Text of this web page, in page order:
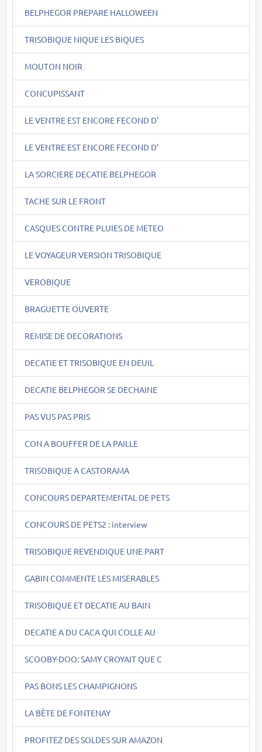
BELPHEGOR PREPARE HALLOWEEN
TRISOBIQUE NIQUE LES BIQUES
MOUTON NOIR
CONCUPISSANT
LE VENTRE EST ENCORE FECOND D'
LE VENTRE EST ENCORE FECOND D'
LA SORCIERE DECATIE BELPHEGOR
TACHE SUR LE FRONT
CASQUES CONTRE PLUIES DE METEO
LE VOYAGEUR VERSION TRISOBIQUE
VEROBIQUE
BRAGUETTE OUVERTE
REMISE DE DECORATIONS
DECATIE ET TRISOBIQUE EN DEUIL
DECATIE BELPHEGOR SE DECHAINE
PAS VUS PAS PRIS
CON A BOUFFER DE LA PAILLE
TRISOBIQUE A CASTORAMA
CONCOURS DEPARTEMENTAL DE PETS
CONCOURS DE PETS2 : interview
TRISOBIQUE REVENDIQUE UNE PART
GABIN COMMENTE LES MISERABLES
TRISOBIQUE ET DECATIE AU BAIN
DECATIE A DU CACA QUI COLLE AU
SCOOBY-DOO: SAMY CROYAIT QUE C
PAS BONS LES CHAMPIGNONS
LA BÊTE DE FONTENAY
PROFITEZ DES SOLDES SUR AMAZON